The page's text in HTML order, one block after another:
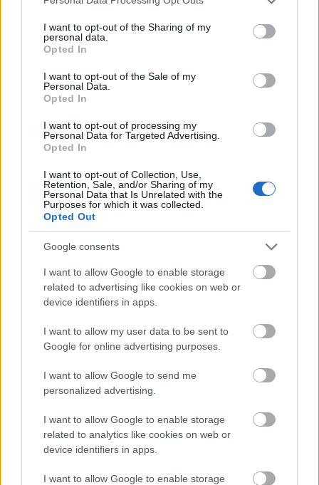
not limited to your visit or usage behaviour. You may click to
grant or deny consent to Google and its third-party tags to
use your data for below specified purposes in below Google
consent section.
I want to opt-out of the Sharing of my
personal data.
Opted In
I want to opt-out of the Sale of my
Personal Data.
Opted In
I want to opt-out of processing my
Personal Data for Targeted Advertising.
Opted In
I want to opt-out of Collection, Use,
Retention, Sale, and/or Sharing of my
Personal Data that Is Unrelated with the
Purposes for which it was collected.
Opted Out
Google consents
I want to allow Google to enable storage
related to advertising like cookies on web or
device identifiers in apps.
I want to allow my user data to be sent to
Google for online advertising purposes.
I want to allow Google to send me
personalized advertising.
I want to allow Google to enable storage
related to analytics like cookies on web or
device identifiers in apps.
I want to allow Google to enable storage
Lysebotn betyr mye
Men selv om hovedmålet for Syrstad og Myhlback
Lysebotn Opp ett av de viktigste rulleskirennene i
sesongoppkjøringen. For slik Syrstad ser det, er
den 7.5 kilometer lange syrefesten en av de mest
relevante konkurransene.
– Lysebotn Opp er faktisk noe av det som er mest
likt det vi gjør på vinteren. I Lysebotn er det kun
staking hele veien. I andre rulleskikonkurranser
blir det en faktor at man gjerne går på fraspark, og
er man god på det, så har man en stor fordel. Men
Hvilke ambisjoner har du for årets Lysebotn
– Jeg skulle gjerne hatt like forhold i Lysebotn Opp
i år som i fjor, så jeg kunne sammenliknet tider.
Det kommer til å være bløtt og en god del vind, så
Syrstad.
– Jeg ble nummer ti og tok min beste plassering i
fjor, så jeg går for å bli bedre enn det i år. Jeg håper